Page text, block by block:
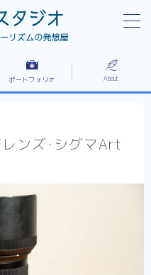
など作例
く表記
ポートフォリオ About
ンズ･シグマArt